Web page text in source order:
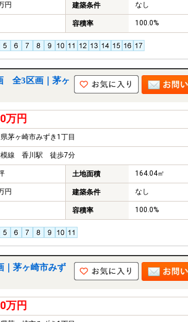
円 建築条件 なし
容積率 100.0%
全3区画｜茅ヶ
万円
茅ヶ崎市みずき1丁目
模線 香川駅 徒歩7分
土地面積 164.04㎡
円 建築条件 なし
容積率 100.0%
茅ヶ崎市みず
万円